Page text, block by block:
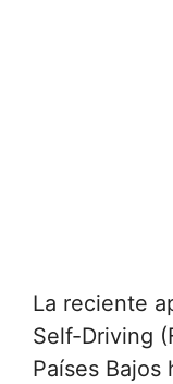
La reciente
Self-Driving
Países Bajos